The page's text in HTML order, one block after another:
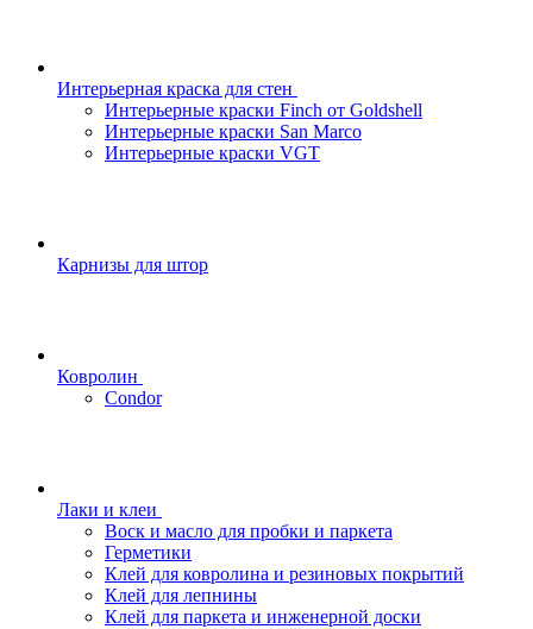
Интерьерная краска для стен
Интерьерные краски Finch от Goldshell
Интерьерные краски San Marco
Интерьерные краски VGT
Карнизы для штор
Ковролин
Condor
Лаки и клеи
Воск и масло для пробки и паркета
Герметики
Клей для ковролина и резиновых покрытий
Клей для лепнины
Клей для паркета и инженерной доски